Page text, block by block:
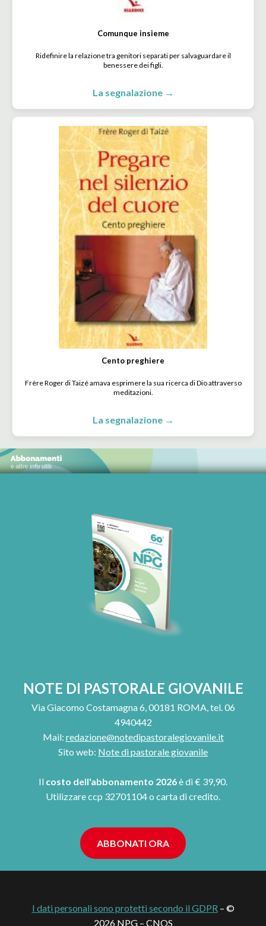
Comunque insieme
Ridefinire la relazione tra genitori separati per salvaguardare il
benessere dei figli.
La segnalazione →
Cento preghiere
Frère Roger di Taizé amava esprimere la sua ricerca di Dio attraverso
meditazioni.
La segnalazione →
NOTE DI PASTORALE GIOVANILE
Via Giacomo Costamagna 6, 00181 ROMA, tel. 06
4940442
Mail: redazione@notedipastoralegiovanile.it
Sito web: Note di pastorale giovanile
Il costo dell'abbonamento 2026è di € 39,90.
Utilizzare ccp 32701104 o carta di credito.
ABBONATI ORA
I dati personali sono protetti secondo il GDPR – ©
2026 NPG – CNOS